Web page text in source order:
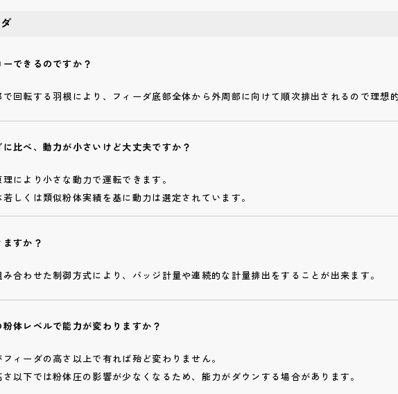
できるのですか？
で回転する羽根により、フィーダ底部全体から外周部に向けて順次排出されるので理想
比べ、動力が小さいけど大丈夫ですか？
により小さな動力で運転できます。
若しくは類似粉体実績を基に動力は選定されています。
すか？
み合わせた制御方式により、バッジ計量や連続的な計量排出をすることが出来ます。
体レベルで能力が変わりますか？
ィーダの高さ以上で有れば殆ど変わりません。
さ以下では粉体圧の影響が少なくなるため、能力がダウンする場合があります。